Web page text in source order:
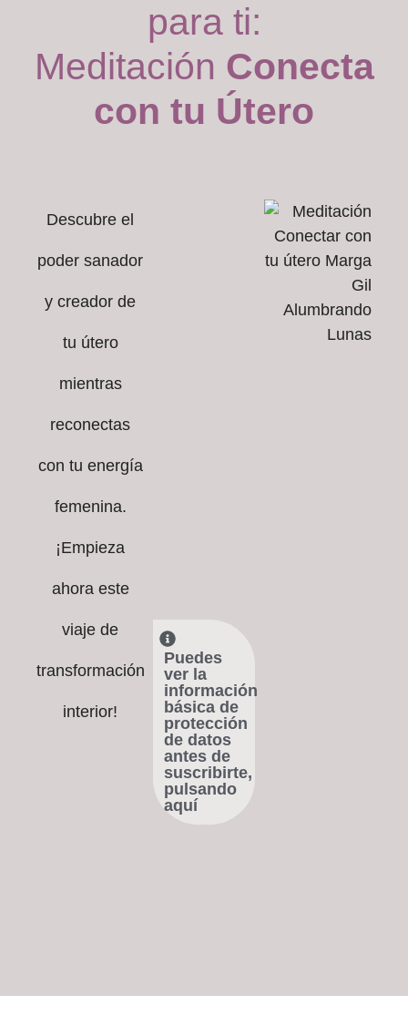
para ti:
Meditación Conecta
con tu Útero
Descubre el
poder sanador
y creador de
tu útero
mientras
reconectas
con tu energía
femenina.
¡Empieza
ahora este
viaje de
transformación
interior!
Puedes
ver la
información
básica de
protección
de datos
antes de
suscribirte,
pulsando
aquí